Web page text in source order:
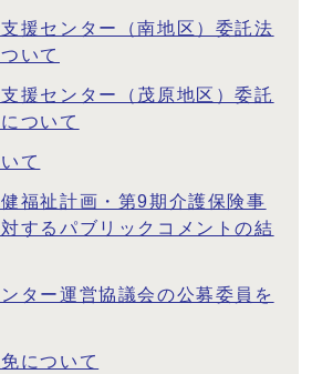
援センター（南地区）委託法
いて
援センター（茂原地区）委託
ついて
て
福祉計画・第9期介護保険事
するパブリックコメントの結
ター運営協議会の公募委員を
について